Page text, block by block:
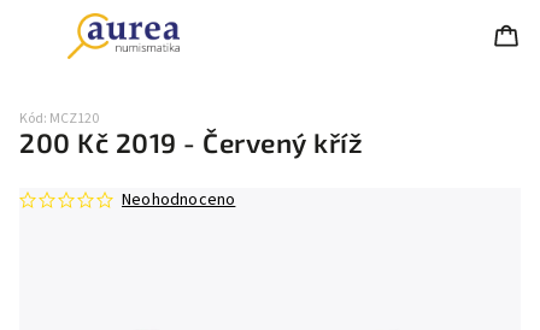
200 Kč 2019 - Červený kříž
Kód: MCZ120
Neohodnoceno